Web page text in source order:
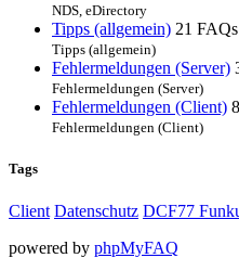
NDS, eDirectory
Tipps (allgemein) 21 FAQs
Tipps (allgemein)
Fehlermeldungen (Server)
Fehlermeldungen (Server)
Fehlermeldungen (Client)
Fehlermeldungen (Client)
Tags
Client Datenschutz DCF77
powered by phpMyFAQ